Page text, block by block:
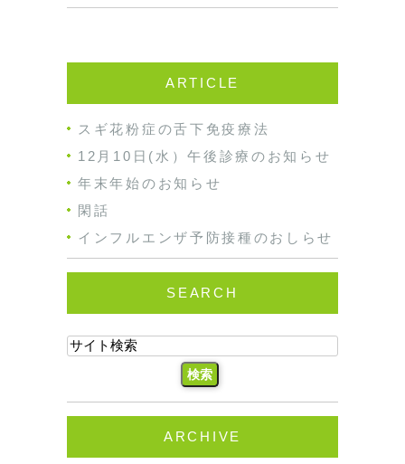
ARTICLE
スギ花粉症の舌下免疫療法
12月10日(水）午後診療のお知らせ
年末年始のお知らせ
閑話
インフルエンザ予防接種のおしらせ
SEARCH
ARCHIVE